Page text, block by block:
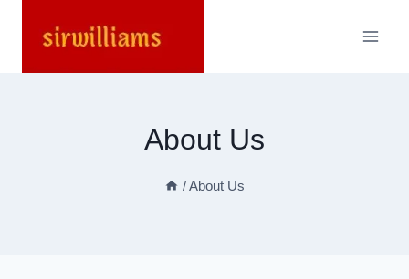
About Us
/About Us